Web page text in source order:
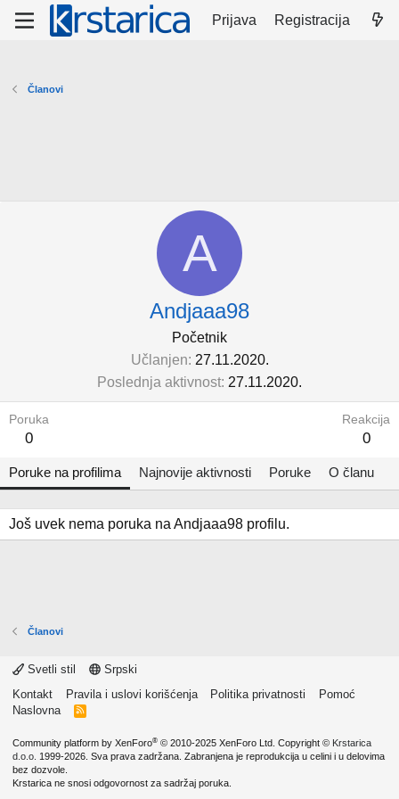
Prijava Registracija
Članovi
A
Andjaaa98
Početnik
Učlanjen 27.11.2020.
Poslednja aktivnost 27.11.2020.
Poruka
0
Reakcija
0
Poruke na profilima Najnovije aktivnosti Poruke O članu
Još uvek nema poruka na Andjaaa98 profilu.
Članovi
Svetli stil
Srpski
Kontakt
Pravila i uslovi korišćenja Politika privatnosti
Pomoć
Naslovna
R
Community platform by XenForo® © 2010-2025 XenForo Ltd. Copyright © Krstarica
d.o.o. 1999-2026. Sva prava zadržana. Zabranjena je reprodukcija u celini i u delovima
bez dozvole.
Krstarica ne snosi odgovornost za sadržaj poruka.